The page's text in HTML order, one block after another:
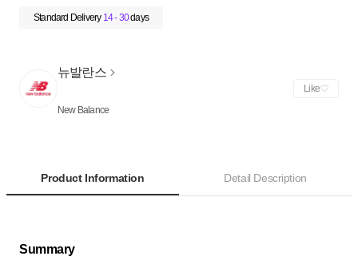
Standard Delivery 14 - 30days
뉴발란스
New Balance
Like
Product Information Detail Description
Summary